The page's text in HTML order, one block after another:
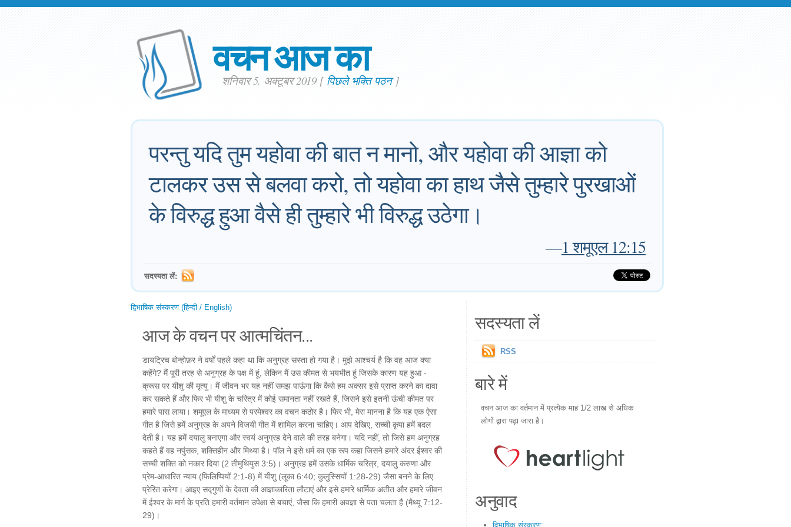
वचन आज का
शनिवार 5. अक्टूबर 2019 [ पिछले भक्ति पठन]
परन्तु यदि तुम यहोवा की बात न मानो, और यहोवा की आज्ञा को
टालकर उस से बलवा करो, तो यहोवा का हाथ जैसे तुम्हारे पुरखाओं
के विरुद्ध हुआ वैसे ही तुम्हारे भी विरुद्ध उठेगा।
—1 शमूएल 12:15
सदस्यता लें:
द्विभाषिक संस्करण (हिन्दी / English)
आज के वचन पर आत्मचिंतन...
डायट्रिच बोन्होफ़र ने वर्षों पहले कहा था कि अनुग्रह सस्ता हो गया है। मुझे आश्चर्य है कि वह आज क्या
कहेंगे? मैं पूरी तरह से अनुग्रह के पक्ष में हूं, लेकिन मैं उस कीमत से भयभीत हूं जिसके कारण यह हुआ -
क्रूस पर यीशु की मृत्यु। मैं जीवन भर यह नहीं समझ पाऊंगा कि कैसे हम अक्सर इसे प्राप्त करने का दावा
कर सकते हैं और फिर भी यीशु के चरित्र में कोई समानता नहीं रखते हैं, जिसने इसे इतनी ऊंची कीमत पर
हमारे पास लाया। शमूएल के माध्यम से परमेश्वर का वचन कठोर है। फिर भी, मेरा मानना है कि यह एक ऐसा
गीत है जिसे हमें अनुग्रह के अपने विजयी गीत में शामिल करना चाहिए। आप देखिए, सच्ची कृपा हमें बदल
देती है। यह हमें दयालु बनाएगा और स्वयं अनुग्रह देने वाले की तरह बनेगा। यदि नहीं, तो जिसे हम अनुग्रह
कहते हैं वह नपुंसक, शक्तिहीन और मिथ्या है। पॉल ने इसे धर्म का एक रूप कहा जिसने हमारे अंदर ईश्वर की
सच्ची शक्ति को नकार दिया (2 तीमुथियुस 3:5)। अनुग्रह हमें उसके धार्मिक चरित्र, दयालु करुणा और
प्रेम-आधारित न्याय (फिलिप्पियों 2:1-8) में यीशु (लूका 6:40; कुलुस्सियों 1:28-29) जैसा बनने के लिए
प्रेरित करेगा। आइए सद्गुणों के देवता की आज्ञाकारिता लौटाएं और इसे हमारे धार्मिक अतीत और हमारे जीवन
में ईश्वर के मार्ग के प्रति हमारी वर्तमान उपेक्षा से बचाएं, जैसा कि हमारी अवज्ञा से पता चलता है (मैथ्यू 7:12-
29)।
सदस्यता लें
RSS
बारे में
वचन आज का वर्तमान में प्रत्येक माह 1/2 लाख से अधिक
लोगों द्वारा पढ़ा जारा है।
अनुवाद
द्विभाषिक संस्करण: